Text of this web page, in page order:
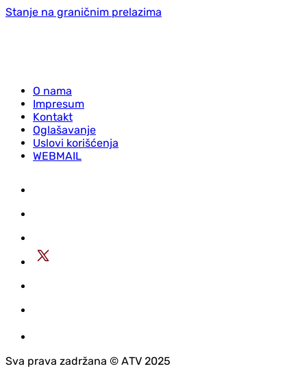
Stanje na graničnim prelazima
O nama
Impresum
Kontakt
Oglašavanje
Uslovi korišćenja
WEBMAIL
Sva prava zadržana © АTV 2025